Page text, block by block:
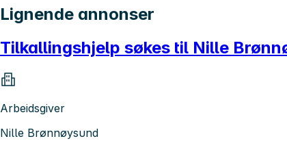
Lignende annonser
Tilkallingshjelp søkes til Nille
Arbeidsgiver
Nille Brønnøysund